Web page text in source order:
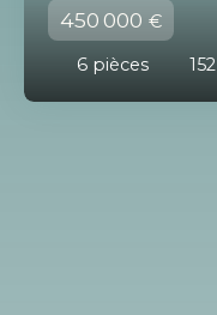
450 000 €
6 pièces 152